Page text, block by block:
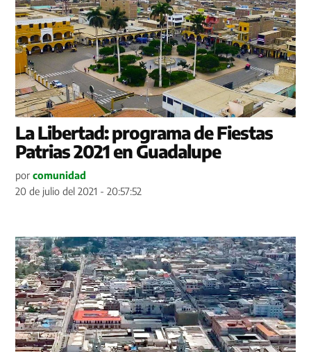
La Libertad: programa de Fiestas
Patrias 2021 en Guadalupe
por comunidad
20 de julio del 2021 - 20:57:52